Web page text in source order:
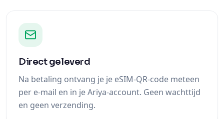
Direct geleverd
Na betaling ontvang je je eSIM-QR-code meteen
per e-mail en in je Ariya-account. Geen wachttijd
en geen verzending.